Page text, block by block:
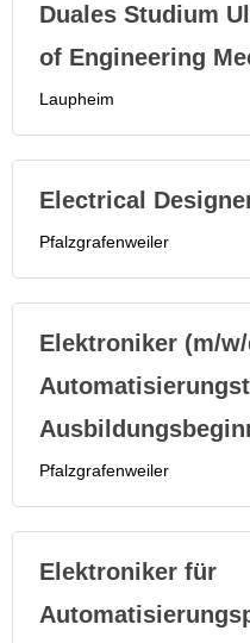
Duales Studium
of Engineering
Laupheim
Electrical
Pfalzgrafenweiler
Elektroniker (m/
Pfalzgrafenweiler
Elektroniker für